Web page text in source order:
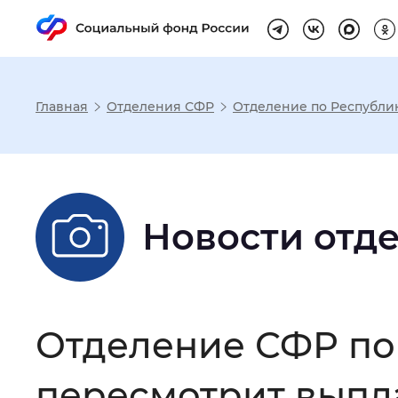
Настройка
Размер шрифта
Шрифт
Интервал между буквами:
Главная Отделения СФР Отделение по
Новости
Отделение СФР